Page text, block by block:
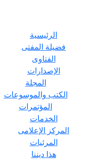
الرئيسية
فضيلة المفتى
الفتاوى
الإصدارات
المجلة
الكتب والموسوعات
المؤتمرات
الخدمات
المركز الإعلامى
المرئيات
هذا ديننا